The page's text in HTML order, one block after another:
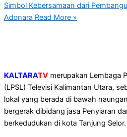
Simbol Kebersamaan dari
Adonara Read More »
KALTARATV merupakan Lembaga
(LPSL) Televisi Kalimantan Utara,
lokal yang berada di bawah
bergerak dibidang jasa Penyiaran
berkedudukan di kota Tanjung Selor.